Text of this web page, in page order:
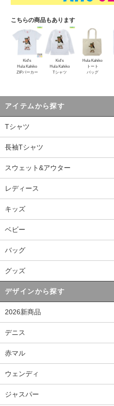
こちらの商品もあります
Kid's
Hula Kahiko
ZIPパーカー
Kid's
Hula Kahiko
Tシャツ
Hula Kahiko
トート
バッグ
アイテムから探す
Tシャツ
長袖Tシャツ
スウェット&アウター
レディース
キッズ
ベビー
バッグ
グッズ
デザインから探す
2026新商品
デニス
赤マル
ウェンディ
ジャスパー